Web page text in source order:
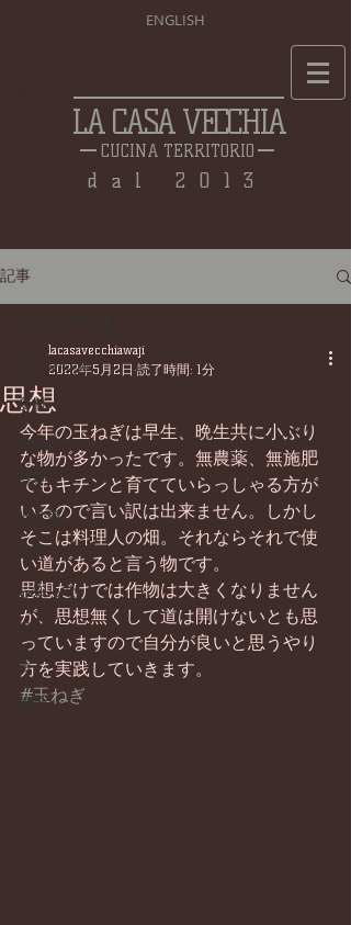
ENGLISH
LA CASA VECCHIA
CUCINA TERRITORIO
dal 2013
記事
全ての記事
食材
仕込み
料理
畑仕事
日常
お知らせ
ワイン
器
菓子
思想
lacasavecchiawaji
2022年5月2日 読了時間: 1分
今年の玉ねぎは早生、晩生共に小ぶり
な物が多かったです。無農薬、無施肥
でもキチンと育てていらっしゃる方が
いるので言い訳は出来ません。しかし
そこは料理人の畑。それならそれで使
い道があると言う物です。
思想だけでは作物は大きくなりません
が、思想無くして道は開けないとも思
っていますので自分が良いと思うやり
方を実践していきます。
#玉ねぎ